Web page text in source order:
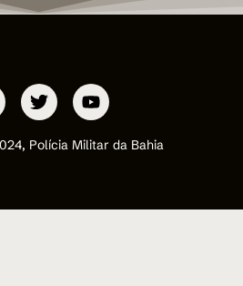
Polícia Militar da Bahia